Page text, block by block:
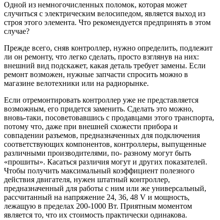
Одной из немногочисленных поломок, которая может
случиться с электрическим велосипедом, является выход из
строя этого элемента. Что рекомендуется предпринять в этом
случае?
Прежде всего, сняв контроллер, нужно определить, подлежит
ли он ремонту, что легко сделать, просто взглянув на них:
внешний вид подскажет, какая деталь требует замены. Если
ремонт возможен, нужные запчасти спросить можно в
магазине велотехники или на радиорынке.
Если отремонтировать контроллер уже не представляется
возможным, его придется заменить. Сделать это можно,
вновь-таки, посоветовавшись с продавцами этого транспорта,
потому что, даже при внешней схожести прибора и
совпадении разъемов, предназначенных для подключения
соответствующих компонентов, контроллеры, выпущенные
различными производителями, по- разному могут быть
«прошиты». Касаться различия могут и других показателей.
Чтобы получить максимальный коэффициент полезного
действия двигателя, нужен штатный контроллер,
предназначенный для работы с ним или же универсальный,
рассчитанный на напряжение 24, 36, 48 V и мощность,
лежащую в пределах 200-1000 Вт. Приятным моментом
является то, что их стоимость практически одинакова.